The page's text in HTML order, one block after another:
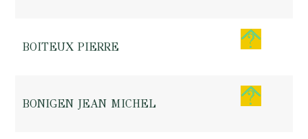
BOITEUX PIERRE
BONIGEN JEAN MICHEL